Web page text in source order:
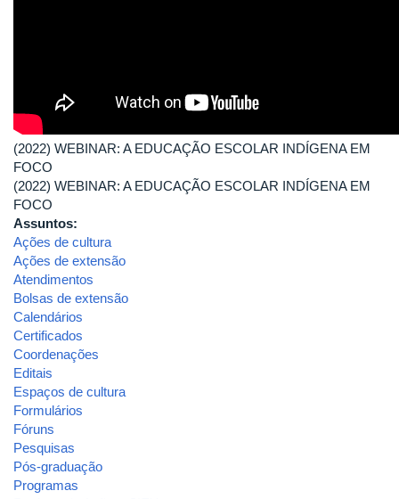
(2022) WEBINAR: A EDUCAÇÃO ESCOLAR INDÍGENA EM
FOCO
(2022) WEBINAR: A EDUCAÇÃO ESCOLAR INDÍGENA EM
FOCO
Assuntos:
Ações de cultura
Ações de extensão
Atendimentos
Bolsas de extensão
Calendários
Certificados
Coordenações
Editais
Espaços de cultura
Formulários
Fóruns
Pesquisas
Pós-graduação
Programas